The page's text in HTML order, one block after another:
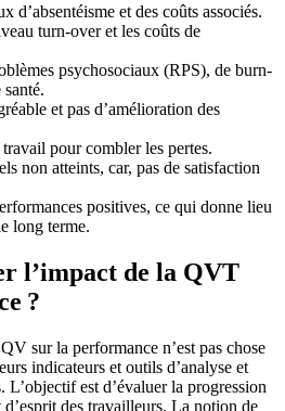
d’absentéisme et des coûts associés.
turn-over et les coûts de
psychosociaux (RPS), de burn-
et pas d’amélioration des
pour combler les pertes.
non atteints, car, pas de satisfaction
positives, ce qui donne lieu
long terme.
l’impact de la QVT
?
sur la performance n’est pas chose
indicateurs et outils d’analyse et
est d’évaluer la progression
des travailleurs. La notion de